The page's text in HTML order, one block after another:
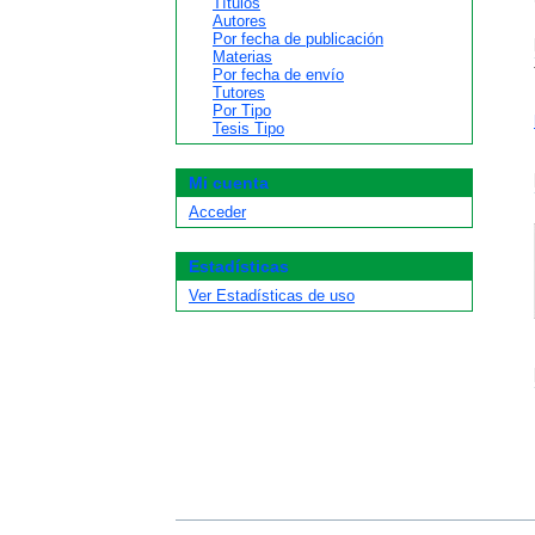
Autores
Por fecha de publicación
Materias
Por fecha de envío
Tutores
Por Tipo
Tesis Tipo
Mi cuenta
Acceder
Estadísticas
Ver Estadísticas de uso